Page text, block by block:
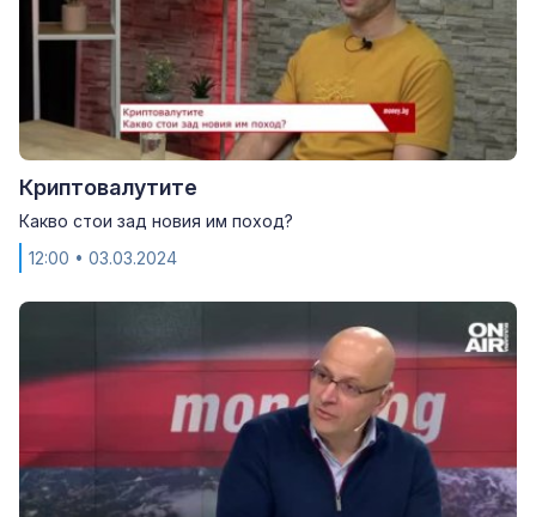
Криптовалутите
Какво стои зад новия им поход?
12:00 • 03.03.2024